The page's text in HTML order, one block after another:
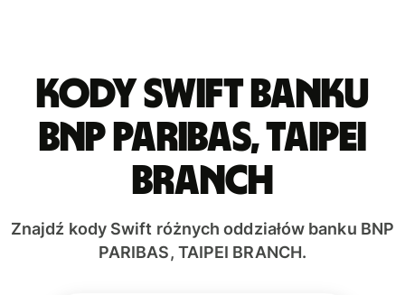
Kody Swift banku
BNP PARIBAS, TAIPEI
BRANCH
Znajdź kody Swift różnych oddziałów banku BNP
PARIBAS, TAIPEI BRANCH.